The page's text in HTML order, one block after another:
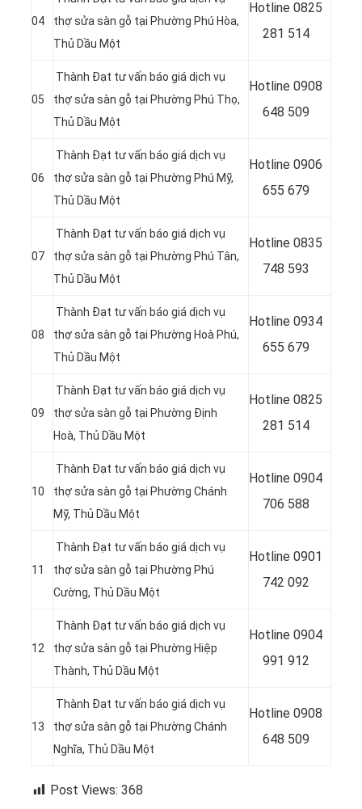
04
thợ sửa sàn gỗ tại Phường Phú Hòa,
Thủ Dầu Một
Hotline 0825
281 514
05
Thành Đạt tư vấn báo giá dịch vụ
thợ sửa sàn gỗ tại Phường Phú Thọ,
Thủ Dầu Một
Hotline 0908
648 509
06
Thành Đạt tư vấn báo giá dịch vụ
thợ sửa sàn gỗ tại Phường Phú Mỹ,
Thủ Dầu Một
Hotline 0906
655 679
07
Thành Đạt tư vấn báo giá dịch vụ
thợ sửa sàn gỗ tại Phường Phú Tân,
Thủ Dầu Một
Hotline 0835
748 593
08
Thành Đạt tư vấn báo giá dịch vụ
thợ sửa sàn gỗ tại Phường Hoà Phú,
Thủ Dầu Một
Hotline 0934
655 679
09
Thành Đạt tư vấn báo giá dịch vụ
thợ sửa sàn gỗ tại Phường Định
Hoà, Thủ Dầu Một
Hotline 0825
281 514
10
Thành Đạt tư vấn báo giá dịch vụ
thợ sửa sàn gỗ tại Phường Chánh
Mỹ, Thủ Dầu Một
Hotline 0904
706 588
11
Thành Đạt tư vấn báo giá dịch vụ
thợ sửa sàn gỗ tại Phường Phú
Cường, Thủ Dầu Một
Hotline 0901
742 092
12
Thành Đạt tư vấn báo giá dịch vụ
thợ sửa sàn gỗ tại Phường Hiệp
Thành, Thủ Dầu Một
Hotline 0904
991 912
13
Thành Đạt tư vấn báo giá dịch vụ
thợ sửa sàn gỗ tại Phường Chánh
Nghĩa, Thủ Dầu Một
Hotline 0908
648 509
Post Views: 368